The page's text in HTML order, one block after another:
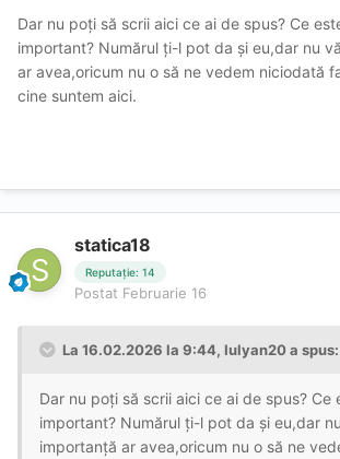
Dar nu poți să scrii aici ce ai de spus? Ce
important? Numărul ți-l pot da și eu,dar nu
ar avea,oricum nu o să ne vedem niciodată
cine suntem aici.
statica18
Reputație: 14
Postat Februarie 16
La 16.02.2026 la 9:44, Iulyan20a spus:
Dar nu poți să scrii aici ce ai de spus? Ce
important? Numărul ți-l pot da și eu,dar
importanță ar avea,oricum nu o să ne